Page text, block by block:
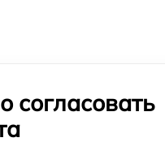
согласовать